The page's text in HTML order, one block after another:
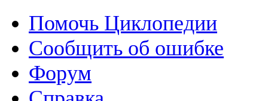
Помочь Циклопедии
Сообщить об ошибке
Форум